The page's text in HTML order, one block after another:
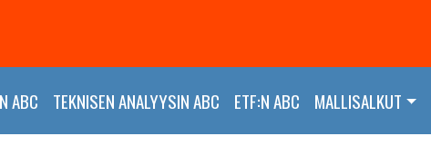
ABC TEKNISEN ANALYYSIN ABC ETF:N ABC MALLISALKUT